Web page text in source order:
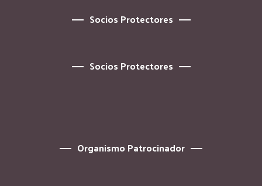
Socios Protectores
Socios Protectores
Organismo Patrocinador